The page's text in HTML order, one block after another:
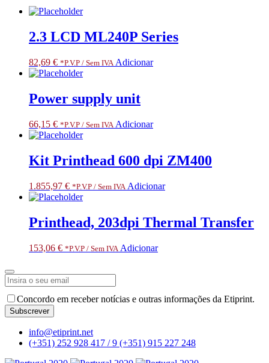
2.3 LCD ML240P Series
82,69 € *P.V.P / Sem IVA Adicionar
Power supply unit
66,15 € *P.V.P / Sem IVA Adicionar
Kit Printhead 600 dpi ZM400
1.855,97 € *P.V.P / Sem IVA Adicionar
Printhead, 203dpi Thermal Transfer
153,06 € *P.V.P / Sem IVA Adicionar
Number*
Concordo em receber notícias e outras informações da Etiprint.
Subscrever
info@etiprint.net
(+351) 252 928 417 / 9 (+351) 915 227 248